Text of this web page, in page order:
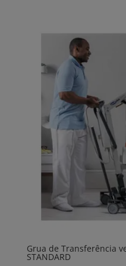
Grua de Transferência
STANDARD